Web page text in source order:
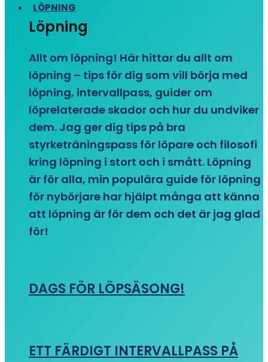
LÖPNING
Löpning
Allt om löpning! Här hittar du allt om
löpning – tips för dig som vill börja med
löpning, intervallpass, guider om
löprelaterade skador och hur du undviker
dem. Jag ger dig tips på bra
styrketräningspass för löpare och filosofi
kring löpning i stort och i smått. Löpning
är för alla, min populära guide för löpning
för nybörjare har hjälpt många att känna
att löpning är för dem och det är jag glad
för!
DAGS FÖR LÖPSÄSONG!
ETT FÄRDIGT INTERVALLPASS PÅ